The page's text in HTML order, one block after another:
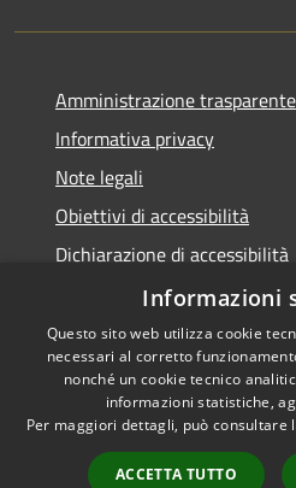
Amministrazione trasparente
Informativa privacy
Note legali
Obiettivi di accessibilità
Dichiarazione di accessibilità
Open Data
RSS
Accessibilità
Informazioni
Questo sito web utilizza cookie
necessari al corretto
nonché un cookie tecnico
informazioni statistiche,
Per maggiori dettagli, può consultare
ACCETTA TUTTO